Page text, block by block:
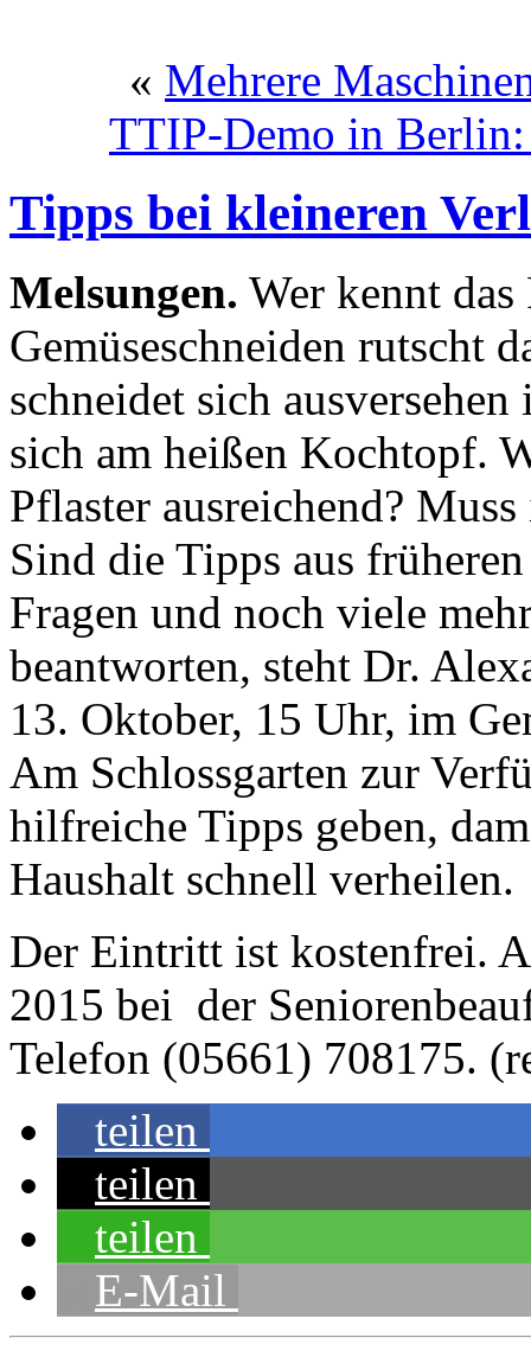
« Mehrere
TTIP-Demo in Berlin:
Tipps bei kleineren
Melsungen. Wer kennt
Gemüseschneiden rutscht
schneidet sich
sich am heißen Kochtopf.
Pflaster ausreichend?
Sind die Tipps aus
Fragen und noch viele
beantworten, steht Dr.
13. Oktober, 15 Uhr, im
Am Schlossgarten zur
hilfreiche Tipps geben,
Haushalt schnell verheilen.
Der Eintritt ist kostenfrei.
2015 bei der
Telefon (05661) 708175.
teilen
teilen
teilen
E-Mail